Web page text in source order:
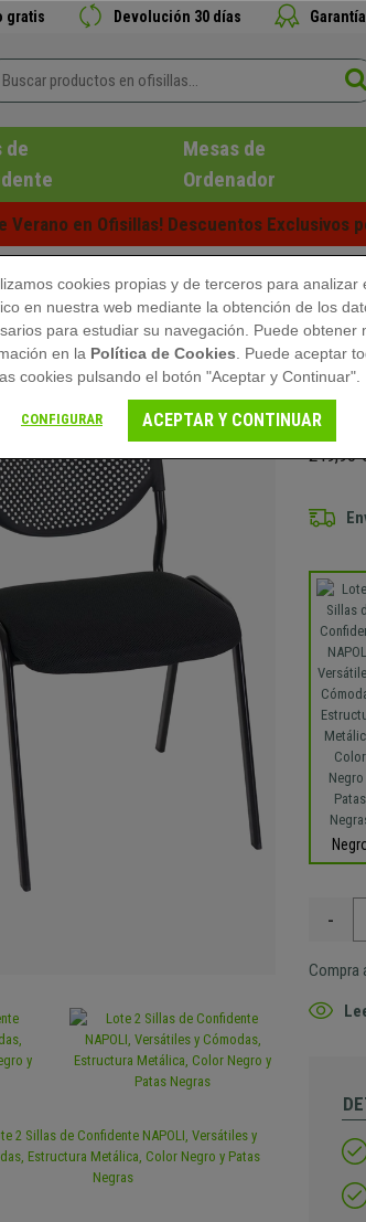
gratis Devolución 30 días
de
Mesas de
Ordenador
Verano en Ofisillas! Descuentos Exclusivos
249,90
-
Compra
cookies propias y de terceros para analizar
en nuestra web mediante la obtención de los
para estudiar su navegación. Puede obtener
en la Política de Cookies . Puede aceptar
cookies pulsando el botón "Aceptar y Continuar".
CONFIGURAR ACEPTAR Y CONTINUAR